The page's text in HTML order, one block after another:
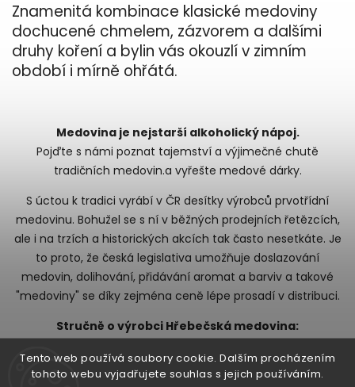
Tento web používá soubory cookie. Dalším procházením
tohoto webu vyjadřujete souhlas s jejich používáním.
Znamenitá kombinace klasické medoviny
dochucené chmelem, zázvorem a dalšími
druhy koření a bylin vás okouzlí v zimním
období i mírně ohřátá.
Medovina je nejstarší alkoholický nápoj.
Pojďte s námi poznat tajemství a výjimečné chutě
tradičních medovin.a vyřešte medové dárky.
S úctou k tradici vyrábí v ČR desítky výrobců prvotřídní
medovinu. Bohužel se s ní v běžných prodejních řetězcích,
ale i na trzích a historických akcích tak často nesetkáte. Je
to proto, že česká legislativa umožňuje doslazování
medovin, dolihování, přidávání aromat a barviv a takové
"medoviny" se díky zejména ceně lépe prosadí v distribuci.
Stručně o výrobci Hřebečská medovina:
V oblasti hřebečských vrchů je včelaření rodinná tradice.
Výroba medoviny tvoří hlavní část produkce rodinné firmy.